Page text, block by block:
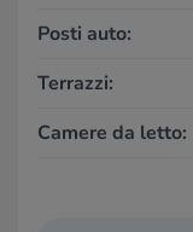
Posti auto:
Terrazzi:
Camere da letto: